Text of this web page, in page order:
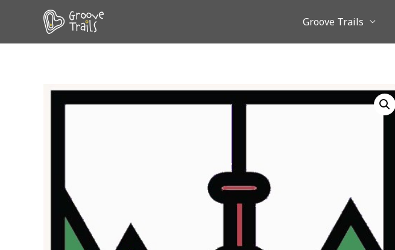
Groove Trails